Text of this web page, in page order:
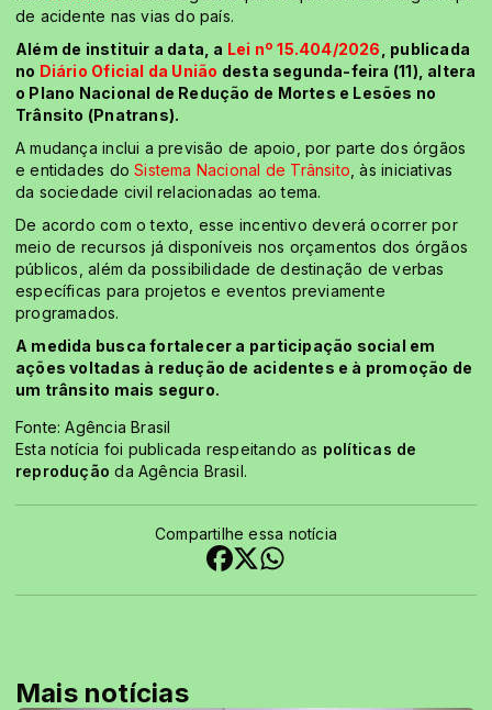
de acidente nas vias do país.
Além de instituir a data, a Lei nº 15.404/2026 , publicada
no Diário Oficial da União desta segunda-feira (11), altera
o Plano Nacional de Redução de Mortes e Lesões no
Trânsito (Pnatrans).
A mudança inclui a previsão de apoio, por parte dos órgãos
e entidades doSistema Nacional de Trânsito , às iniciativas
da sociedade civil relacionadas ao tema.
De acordo com o texto, esse incentivo deverá ocorrer por
meio de recursos já disponíveis nos orçamentos dos órgãos
públicos, além da possibilidade de destinação de verbas
específicas para projetos e eventos previamente
programados.
A medida busca fortalecer a participação social em
ações voltadas à redução de acidentes e à promoção de
um trânsito mais seguro.
Fonte: Agência Brasil
Esta notícia foi publicada respeitando as políticas de
reprodução da Agência Brasil.
Compartilhe essa notícia
Mais notícias